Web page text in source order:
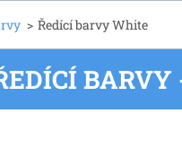
> Ředící barvy White